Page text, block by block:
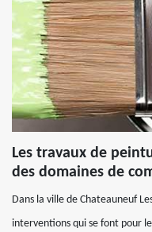
Les travaux de
des domaines de
Dans la ville de Chateauneuf
interventions qui se font pour